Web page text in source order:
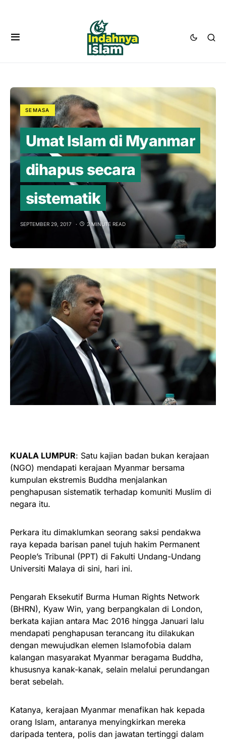
SEMASA
Umat Islam di Myanmar
dihapus secara
sistematik
SEPTEMBER 29, 2017 2 MINUTE READ
KUALA LUMPUR: Satu kajian badan bukan kerajaan
(NGO) mendapati kerajaan Myanmar bersama
kumpulan ekstremis Buddha menjalankan
penghapusan sistematik terhadap komuniti Muslim di
negara itu.
Perkara itu dimaklumkan seorang saksi pendakwa
raya kepada barisan panel tujuh hakim Permanent
People’s Tribunal (PPT) di Fakulti Undang-Undang
Universiti Malaya di sini, hari ini.
Pengarah Eksekutif Burma Human Rights Network
(BHRN), Kyaw Win, yang berpangkalan di London,
berkata kajian antara Mac 2016 hingga Januari lalu
mendapati penghapusan terancang itu dilakukan
dengan mewujudkan elemen Islamofobia dalam
kalangan masyarakat Myanmar beragama Buddha,
khususnya kanak-kanak, selain melalui perundangan
berat sebelah.
Katanya, kerajaan Myanmar menafikan hak kepada
orang Islam, antaranya menyingkirkan mereka
daripada tentera, polis dan jawatan tertinggi dalam